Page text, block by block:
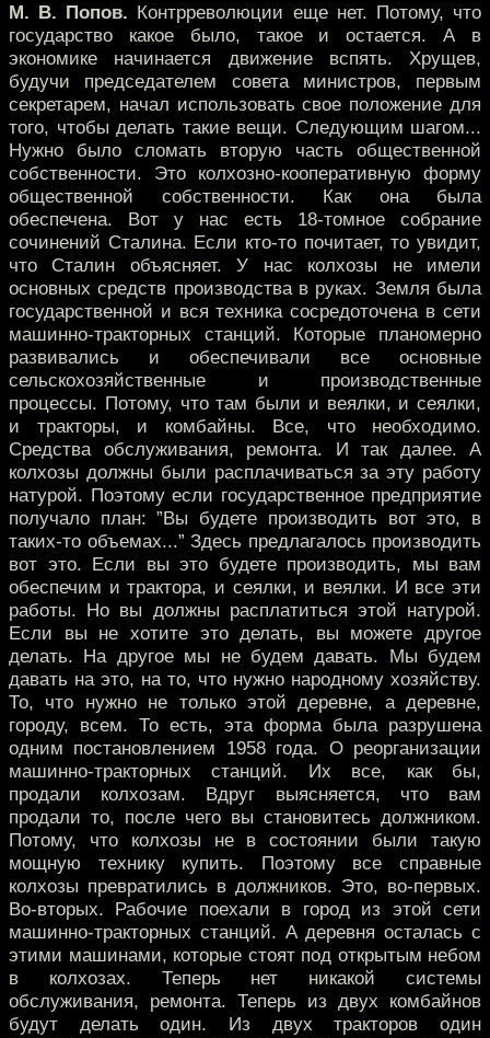
М. В. Попов. Контрреволюции еще нет. Потому, что
государство какое было, такое и остается. А в
экономике начинается движение вспять. Хрущев,
будучи председателем совета министров, первым
секретарем, начал использовать свое положение для
того, чтобы делать такие вещи. Следующим шагом...
Нужно было сломать вторую часть общественной
собственности. Это колхозно-кооперативную форму
общественной собственности. Как она была
обеспечена. Вот у нас есть 18-томное собрание
сочинений Сталина. Если кто-то почитает, то увидит,
что Сталин объясняет. У нас колхозы не имели
основных средств производства в руках. Земля была
государственной и вся техника сосредоточена в сети
машинно-тракторных станций. Которые планомерно
развивались и обеспечивали все основные
сельскохозяйственные и производственные
процессы. Потому, что там были и веялки, и сеялки,
и тракторы, и комбайны. Все, что необходимо.
Средства обслуживания, ремонта. И так далее. А
колхозы должны были расплачиваться за эту работу
натурой. Поэтому если государственное предприятие
получало план: ”Вы будете производить вот это, в
таких-то объемах...” Здесь предлагалось производить
вот это. Если вы это будете производить, мы вам
обеспечим и трактора, и сеялки, и веялки. И все эти
работы. Но вы должны расплатиться этой натурой.
Если вы не хотите это делать, вы можете другое
делать. На другое мы не будем давать. Мы будем
давать на это, на то, что нужно народному хозяйству.
То, что нужно не только этой деревне, а деревне,
городу, всем. То есть, эта форма была разрушена
одним постановлением 1958 года. О реорганизации
машинно-тракторных станций. Их все, как бы,
продали колхозам. Вдруг выясняется, что вам
продали то, после чего вы становитесь должником.
Потому, что колхозы не в состоянии были такую
мощную технику купить. Поэтому все справные
колхозы превратились в должников. Это, во-первых.
Во-вторых. Рабочие поехали в город из этой сети
машинно-тракторных станций. А деревня осталась с
этими машинами, которые стоят под открытым небом
в колхозах. Теперь нет никакой системы
обслуживания, ремонта. Теперь из двух комбайнов
будут делать один. Из двух тракторов один